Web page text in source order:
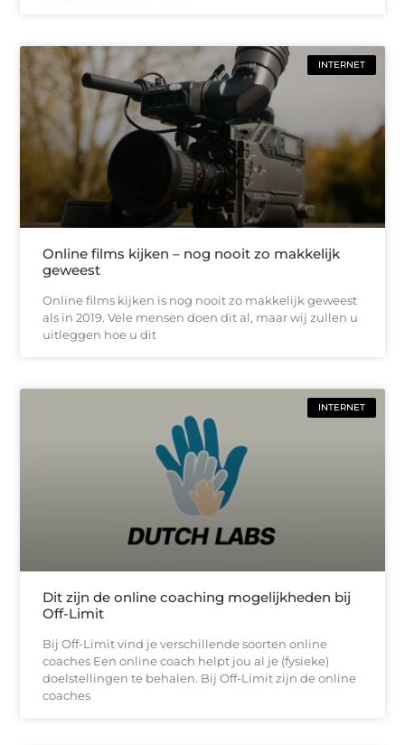
INTERNET
Online films kijken – nog nooit zo makkelijk
geweest
Online films kijken is nog nooit zo makkelijk geweest
als in 2019. Vele mensen doen dit al, maar wij zullen u
uitleggen hoe u dit
INTERNET
Dit zijn de online coaching mogelijkheden bij
Off-Limit
Bij Off-Limit vind je verschillende soorten online
coaches Een online coach helpt jou al je (fysieke)
doelstellingen te behalen. Bij Off-Limit zijn de online
coaches